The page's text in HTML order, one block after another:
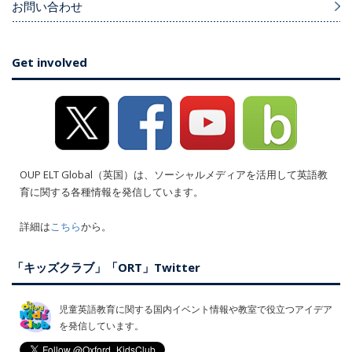
お問い合わせ
Get involved
OUP ELT Global（英国）は、ソーシャルメディアを活用して英語教
育に関する各種情報を発信しています。
詳細は こちらから。
「キッズクラブ」「ORT」Twitter
児童英語教育に関する国内イベント情報や教室で役立つアイデア
を発信しています。